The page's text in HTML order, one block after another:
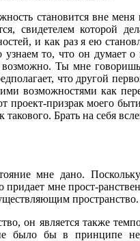
становится вне меня
свиде­телем которой
и как раз я ею
то, что он думает
Ты мне говоришь
что другой
возможностями как
про­ект-призрак моего
такового. Брать на себя
мне дано.
мне прост-
пространство.
он является также
было бы в принципе